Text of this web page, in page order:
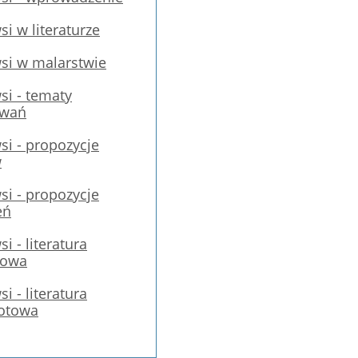
w literaturze
w malarstwie
- tematy
- propozycje
- propozycje
- literatura
- literatura